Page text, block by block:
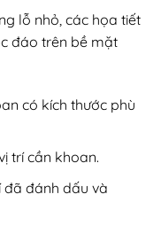
lỗ nhỏ, các họa tiết
đáo trên bề mặt
có kích thước phù
trí cần khoan.
đánh dấu và